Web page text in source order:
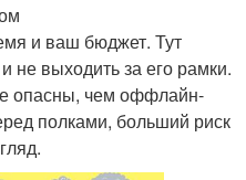
и ваш бюджет. Тут
не выходить за его рамки.
опасны, чем оффлайн-
полками, больший риск